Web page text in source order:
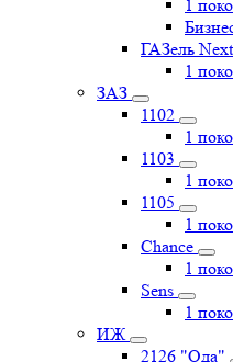
1
ГАЗель Next
1
ЗАЗ
1102
1
1103
1
1105
1
Chance
1
Sens
1
ИЖ
2126 "Ода"